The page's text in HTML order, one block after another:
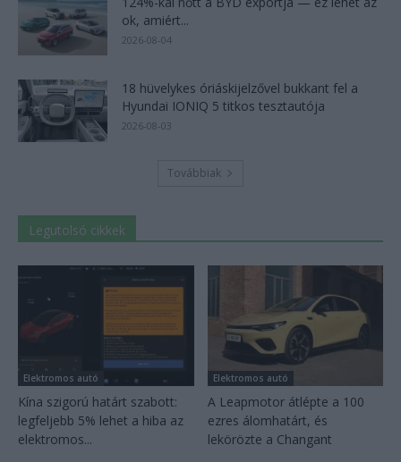
ok, amiért...
2026-08-04
18 hüvelykes óriáskijelzővel bukkant fel a
Hyundai IONIQ 5 titkos tesztautója
2026-08-03
Továbbiak
Legutolsó cikkek
Elektromos autó
Kína szigorú határt szabott:
legfeljebb 5% lehet a hiba az
elektromos...
Elektromos autó
A Leapmotor átlépte a 100
ezres álomhatárt, és
lekörözte a Changant